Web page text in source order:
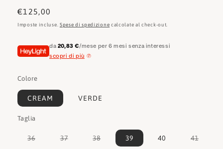
Prezzo
di
€125,00
Imposte incluse. Spese di spedizione calcolate al check-out.
da 20,83 €/mese per 6 mesi senza interessi
scopri di più
Colore
CREAM VERDE
Taglia
36Variante
37Variante
38Variante
esaurita
39 40 41